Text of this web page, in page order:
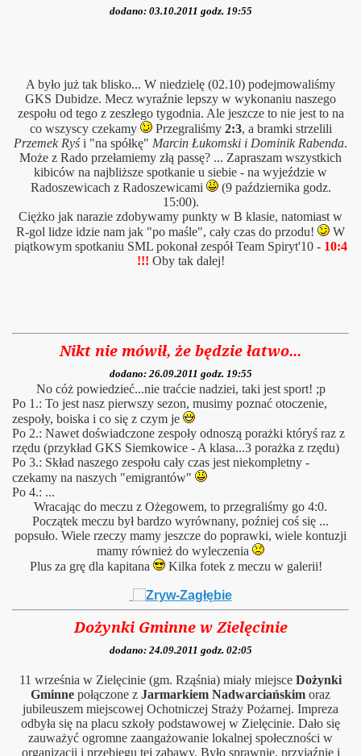
dodano: 03.10.2011 godz. 19:55
A było już tak blisko... W niedzielę (02.10) podejmowaliśmy
GKS Dubidze. Mecz wyraźnie lepszy w wykonaniu naszego
zespołu od tego z zeszłego tygodnia. Ale jeszcze to nie jest to na
co wszyscy czekamy
Przegraliśmy 2:3, a bramki strzelili
Przemek Ryśi "na spółkę" Marcin Łukomski i Dominik Rabenda.
Może z Rado przełamiemy złą passę? ... Zapraszam wszystkich
kibiców na najbliższe spotkanie u siebie - na wyjeździe w
Radoszewicach z Radoszewicami
(9 października godz.
15:00).
Ciężko jak narazie zdobywamy punkty w B klasie, natomiast w
R-gol lidze idzie nam jak "po maśle", cały czas do przodu!
W
piątkowym spotkaniu SML pokonał zespół Team Spiryt'10 - 10:4
!!! Oby tak dalej!
Nikt nie mówił, że będzie łatwo...
dodano: 26.09.2011 godz. 19:55
No cóż powiedzieć...nie traćcie nadziei, taki jest sport! ;p
Po 1.: To jest nasz pierwszy sezon, musimy poznać otoczenie,
zespoły, boiska i co się z czym je
Po 2.: Nawet doświadczone zespoły odnoszą porażki któryś raz z
rzędu (przykład GKS Siemkowice - A klasa...3 porażka z rzędu)
Po 3.: Skład naszego zespołu cały czas jest niekompletny -
czekamy na naszych "emigrantów"
Po 4.: ...
Wracając do meczu z Ożegowem, to przegraliśmy go 4:0.
Początek meczu był bardzo wyrównany, poźniej coś się ...
popsuło. Wiele rzeczy mamy jeszcze do poprawki, wiele kontuzji
mamy również do wyleczenia
Plus za grę dla kapitana
Kilka fotek z meczu w galerii!
Dożynki Gminne w Zielęcinie
dodano: 24.09.2011 godz. 02:05
11 września w Zielęcinie (gm. Rząśnia) miały miejsce Dożynki
Gminne połączone z Jarmarkiem Nadwarciańskim oraz
jubileuszem miejscowej Ochotniczej Straży Pożarnej. Impreza
odbyła się na placu szkoły podstawowej w Zielęcinie. Dało się
zauważyć ogromne zaangażowanie lokalnej społeczności w
organizacji i przebiegu tej zabawy. Było sprawnie, przyjaźnie i